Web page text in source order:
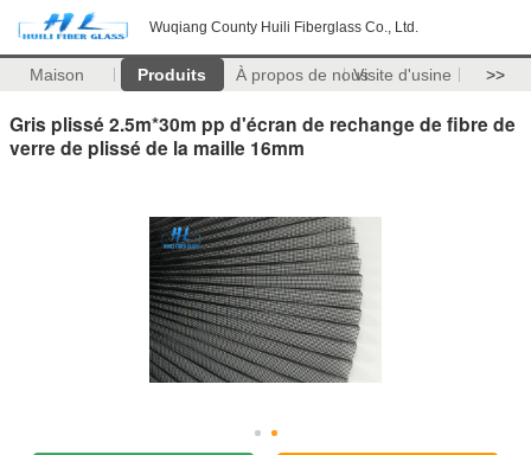
Wuqiang County Huili Fiberglass Co., Ltd.
Maison Produits À propos de nousVisite d'usine >>
Gris plissé 2.5m*30m pp d'écran de rechange de fibre de
verre de plissé de la maille 16mm